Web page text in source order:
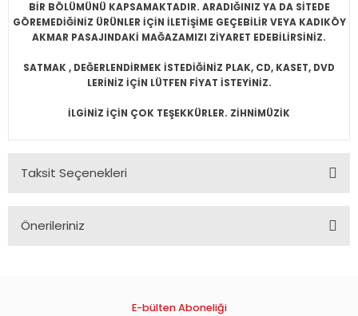
BİR BÖLÜMÜNÜ KAPSAMAKTADIR. ARADIĞINIZ YA DA SİTEDE
GÖREMEDİĞİNİZ ÜRÜNLER İÇİN İLETİŞİME GEÇEBİLİR VEYA KADIKÖY
AKMAR PASAJINDAKİ MAĞAZAMIZI ZİYARET EDEBİLİRSİNİZ.
SATMAK , DEĞERLENDİRMEK İSTEDİĞİNİZ PLAK, CD, KASET, DVD
LERİNİZ İÇİN LÜTFEN FİYAT İSTEYİNİZ.
İLGİNİZ İÇİN ÇOK TEŞEKKÜRLER. ZİHNİMÜZİK
Taksit Seçenekleri
Önerileriniz
Görüş ve önerileriniz için teşekkür ederiz.
E-bülten Aboneliği